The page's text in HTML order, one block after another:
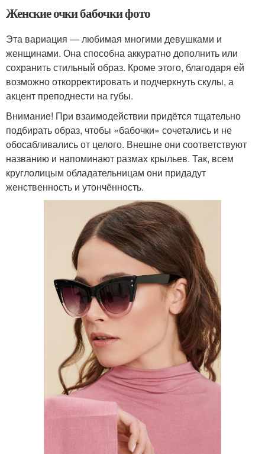
Женские очки бабочки фото
Эта вариация — любимая многими девушками и
женщинами. Она способна аккуратно дополнить или
сохранить стильный образ. Кроме этого, благодаря ей
возможно откорректировать и подчеркнуть скулы, а
акцент преподнести на губы.
Внимание! При взаимодействии придётся тщательно
подбирать образ, чтобы «бабочки» сочетались и не
обосабливались от целого. Внешне они соответствуют
названию и напоминают размах крыльев. Так, всем
круглолицым обладательницам они придадут
женственность и утончённость.